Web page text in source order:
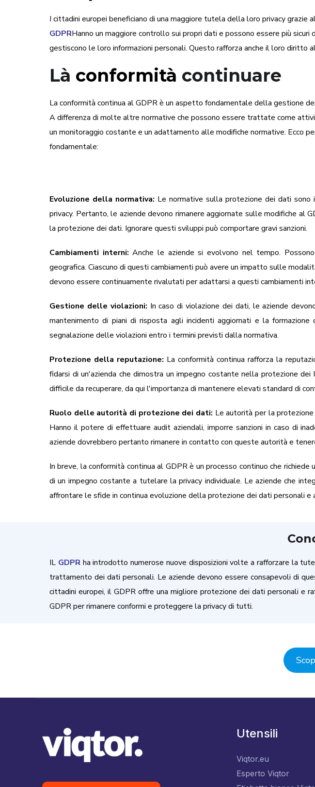
I cittadini europei beneficiano di una maggiore tutela della loro privacy grazie
GDPRHanno un maggiore controllo sui propri dati e possono essere più sicuri
gestiscono le loro informazioni personali. Questo rafforza anche il loro diritto
Là conformità continuare
La conformità continua al GDPR è un aspetto fondamentale della gestione
A differenza di molte altre normative che possono essere trattate come
un monitoraggio costante e un adattamento alle modifiche normative. Ecco
fondamentale:
Evoluzione della normativa: Le normative sulla protezione dei dati
privacy. Pertanto, le aziende devono rimanere aggiornate sulle modifiche
la protezione dei dati. Ignorare questi sviluppi può comportare gravi sanzioni.
Cambiamenti interni: Anche le aziende si evolvono nel tempo.
geografica. Ciascuno di questi cambiamenti può avere un impatto sulle
devono essere continuamente rivalutati per adattarsi a questi cambiamenti
Gestione delle violazioni: In caso di violazione dei dati, le aziende
mantenimento di piani di risposta agli incidenti aggiornati e la
segnalazione delle violazioni entro i termini previsti dalla normativa.
Protezione della reputazione: La conformità continua rafforza la
fidarsi di un'azienda che dimostra un impegno costante nella protezione
difficile da recuperare, da qui l'importanza di mantenere elevati standard di
Ruolo delle autorità di protezione dei dati: Le autorità per la
Hanno il potere di effettuare audit aziendali, imporre sanzioni in caso di
aziende dovrebbero pertanto rimanere in contatto con queste autorità e
In breve, la conformità continua al GDPR è un processo continuo che
di un impegno costante a tutelare la privacy individuale. Le aziende che
affrontare le sfide in continua evoluzione della protezione dei dati personali e
IL GDPRha introdotto numerose nuove disposizioni volte a rafforzare la
trattamento dei dati personali. Le aziende devono essere consapevoli di
cittadini europei, il GDPR offre una migliore protezione dei dati personali e
GDPR per rimanere conformi e proteggere la privacy di tutti.
Utensili
Viqtor.eu
Esperto Viqtor